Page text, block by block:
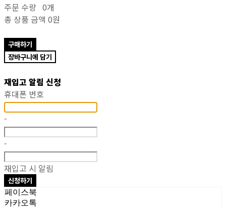
주문 수량 0개
총 상품 금액 0원
구매하기
장바구니에 담기
재입고 알림 신청
휴대폰 번호
-
-
재입고 시 알림
신청하기
페이스북
카카오톡